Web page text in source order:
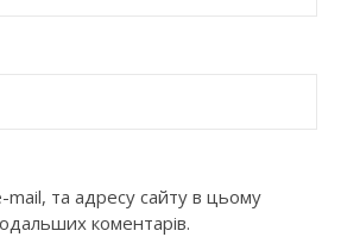
mail, та адресу сайту в цьому
коментарів.